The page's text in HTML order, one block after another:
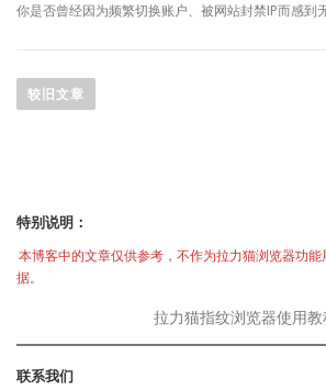
你是否曾经因为频繁切换账户、被网站封禁IP而感到
章
较旧文章
特别说明：
本博客中的文章仅供参考，不作为拉力猫浏览器功
据。
拉力猫指纹浏览器使用教
联系我们